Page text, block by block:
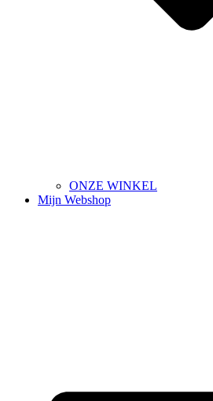
ONZE WINKEL
Mijn Webshop